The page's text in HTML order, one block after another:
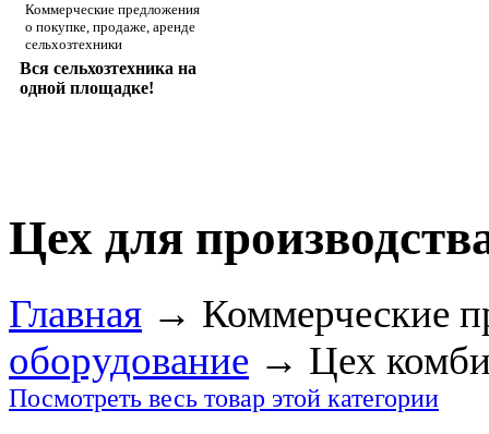
Коммерческие предложения
о покупке, продаже, аренде
сельхозтехники
Вся сельхозтехника на
одной площадке!
Цех для
Главная → Коммерческие
оборудование → Цех
Посмотреть весь товар этой категории